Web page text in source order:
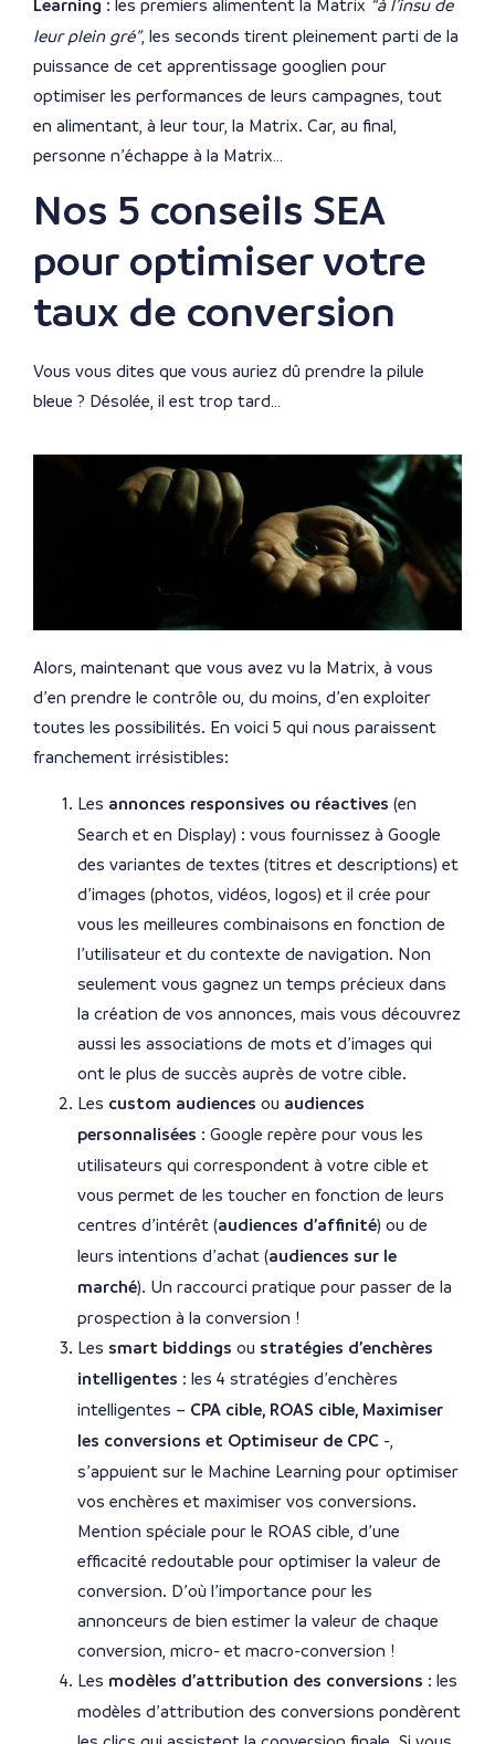
Learning : les premiers alimentent la Matrix “à l’insu de
leur plein gré”, les seconds tirent pleinement parti de la
puissance de cet apprentissage googlien pour
optimiser les performances de leurs campagnes, tout
en alimentant, à leur tour, la Matrix. Car, au final,
personne n’échappe à la Matrix…
Nos 5 conseils SEA
pour optimiser votre
taux de conversion
Vous vous dites que vous auriez dû prendre la pilule
bleue ? Désolée, il est trop tard…
Alors, maintenant que vous avez vu la Matrix, à vous
d’en prendre le contrôle ou, du moins, d’en exploiter
toutes les possibilités. En voici 5 qui nous paraissent
franchement irrésistibles:
Les annonces responsives ou réactives (en
Search et en Display) : vous fournissez à Google
des variantes de textes (titres et descriptions) et
d’images (photos, vidéos, logos) et il crée pour
vous les meilleures combinaisons en fonction de
l’utilisateur et du contexte de navigation. Non
seulement vous gagnez un temps précieux dans
la création de vos annonces, mais vous découvrez
aussi les associations de mots et d’images qui
ont le plus de succès auprès de votre cible.
Les custom audiences ou audiences
personnalisées : Google repère pour vous les
utilisateurs qui correspondent à votre cible et
vous permet de les toucher en fonction de leurs
centres d’intérêt (audiences d’affinité) ou de
leurs intentions d’achat (audiences sur le
marché). Un raccourci pratique pour passer de la
prospection à la conversion !
Les smart biddings ou stratégies d’enchères
intelligentes : les 4 stratégies d’enchères
intelligentes – CPA cible, ROAS cible, Maximiser
les conversions et Optimiseur de CPC -,
s’appuient sur le Machine Learning pour optimiser
vos enchères et maximiser vos conversions.
Mention spéciale pour le ROAS cible, d’une
efficacité redoutable pour optimiser la valeur de
conversion. D’où l’importance pour les
annonceurs de bien estimer la valeur de chaque
conversion, micro- et macro-conversion !
Les modèles d’attribution des conversions : les
modèles d’attribution des conversions pondèrent